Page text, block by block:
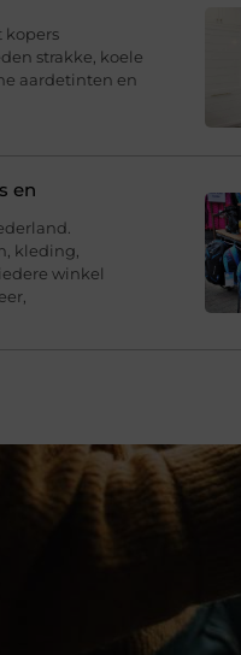
kopers
strakke, koele
aardetinten en
en
kleding,
winkel